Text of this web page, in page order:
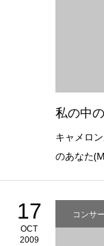
私の中
キャメロ
のあなた
17
OCT
2009
コンサ